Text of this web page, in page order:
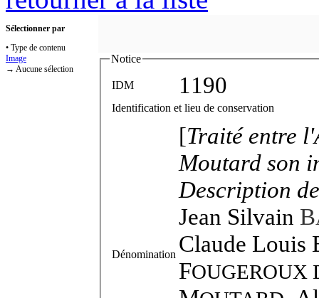
Sélectionner par
• Type de contenu
Image
→ Aucune sélection
Notice
IDM 1190
Identification et lieu de conservation
Dénomination
[Traité entre
Moutard son
Description
Jean Silvain B
Claude Louis
FOUGEROUX